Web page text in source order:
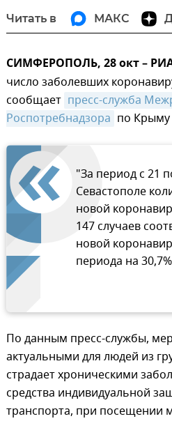
Читать в МАКС
СИМФЕРОПОЛЬ, 28 окт –
число заболевших
сообщает пресс-служба
Роспотребнадзора по Крыму
"За период с 21
Севастополе
новой
147 случаев
новой
периода на
По данным пресс-службы,
актуальными для людей из
страдает хроническими
средства индивидуальной
транспорта, при посещении